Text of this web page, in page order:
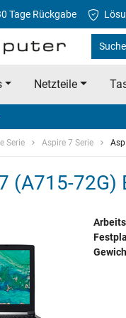
Tage Rückgabe
Netzteile
Serie Aspire 7 Serie
(A715-72G)